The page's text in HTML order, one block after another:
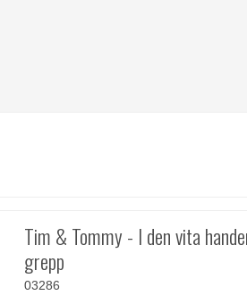
Tim & Tommy - I den vita
grepp
03286